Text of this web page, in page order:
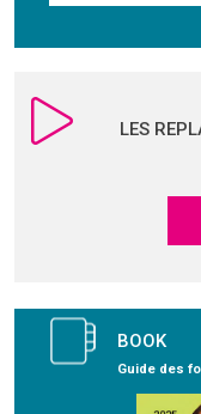
LES
BOOK
Guide des